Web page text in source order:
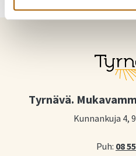
Tyrnävä.
Kunnankuja 4,
Puh: 08